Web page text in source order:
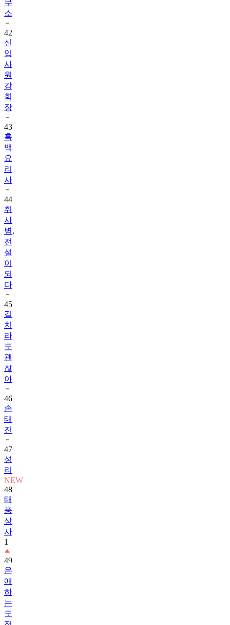
무
소
42
신
입
사
원
강
회
장
43
흑
백
요
리
사
44
취
사
병,
전
설
이
되
다
45
길
치
라
도
괜
찮
아
46
손
태
진
47
성
리
NEW
48
태
풍
상
사
1
49
은
애
하
는
도